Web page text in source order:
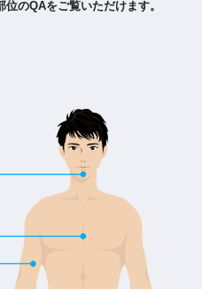
のQAをご覧いただけます。